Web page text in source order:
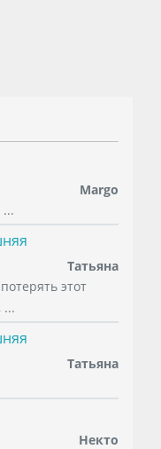
Margo
Татьяна
этот
...
Татьяна
Некто